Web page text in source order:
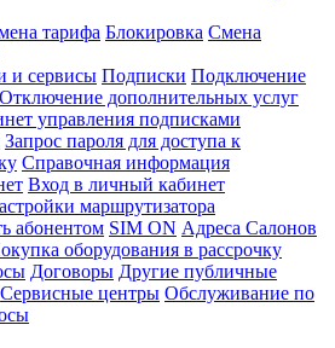
тарифа Блокировка Смена
и сервисы Подписки Подключение
Отключение дополнительных услуг
управления подписками
Запрос пароля для доступа к
Справочная информация
Вход в личный кабинет
маршрутизатора
абонентом SIM ON Адреса Салонов
оборудования в рассрочку
Договоры Другие публичные
Сервисные центры Обслуживание по